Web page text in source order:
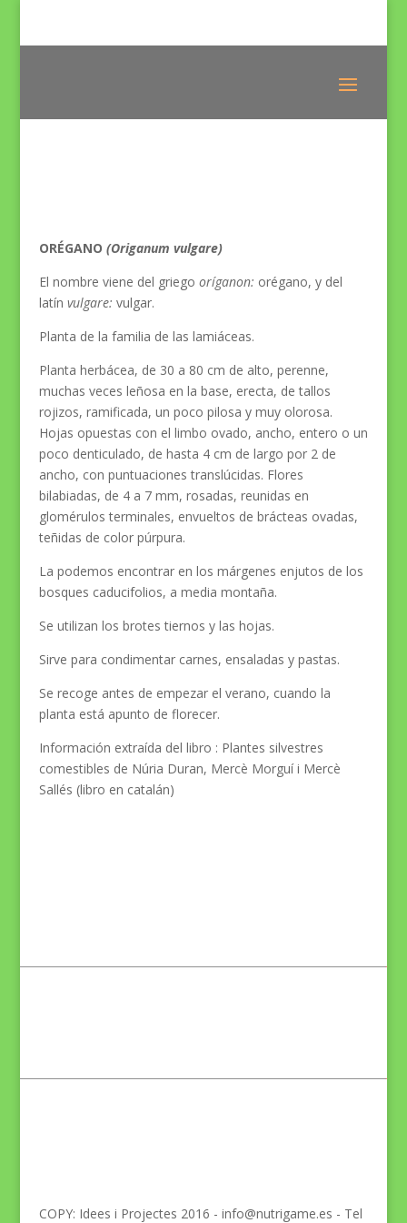
ORÉGANO (Origanum vulgare)
El nombre viene del griego oríganon: orégano, y del
latín vulgare: vulgar.
Planta de la familia de las lamiáceas.
Planta herbácea, de 30 a 80 cm de alto, perenne,
muchas veces leñosa en la base, erecta, de tallos
rojizos, ramificada, un poco pilosa y muy olorosa.
Hojas opuestas con el limbo ovado, ancho, entero o un
poco denticulado, de hasta 4 cm de largo por 2 de
ancho, con puntuaciones translúcidas. Flores
bilabiadas, de 4 a 7 mm, rosadas, reunidas en
glomérulos terminales, envueltos de brácteas ovadas,
teñidas de color púrpura.
La podemos encontrar en los márgenes enjutos de los
bosques caducifolios, a media montaña.
Se utilizan los brotes tiernos y las hojas.
Sirve para condimentar carnes, ensaladas y pastas.
Se recoge antes de empezar el verano, cuando la
planta está apunto de florecer.
Información extraída del libro : Plantes silvestres
comestibles de Núria Duran, Mercè Morguí i Mercè
Sallés (libro en catalán)
COPY: Idees i Projectes 2016 - info@nutrigame.es - Tel